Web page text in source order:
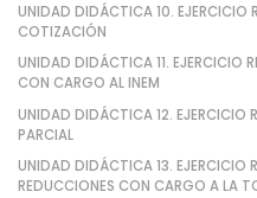
UNIDAD DIDÁCTICA 10. EJERCICIO
COTIZACIÓN
UNIDAD DIDÁCTICA 11. EJERCICIO
CON CARGO AL INEM
UNIDAD DIDÁCTICA 12. EJERCICIO
PARCIAL
UNIDAD DIDÁCTICA 13. EJERCICIO
REDUCCIONES CON CARGO A LA